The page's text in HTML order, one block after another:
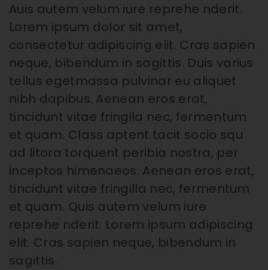
Auis autem velum iure reprehe nderit.
Lorem ipsum dolor sit amet,
consectetur adipiscing elit. Cras sapien
neque, bibendum in sagittis. Duis varius
tellus egetmassa pulvinar eu aliquet
nibh dapibus. Aenean eros erat,
tincidunt vitae fringila nec, fermentum
et quam. Class aptent tacit socio squ
ad litora torquent peribia nostra, per
inceptos himenaeos. Aenean eros erat,
tincidunt vitae fringilla nec, fermentum
et quam. Quis autem velum iure
reprehe nderit. Lorem ipsum adipiscing
elit. Cras sapien neque, bibendum in
sagittis.